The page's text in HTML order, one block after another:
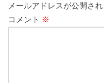
メールアドレスが公開さ
コメント ※